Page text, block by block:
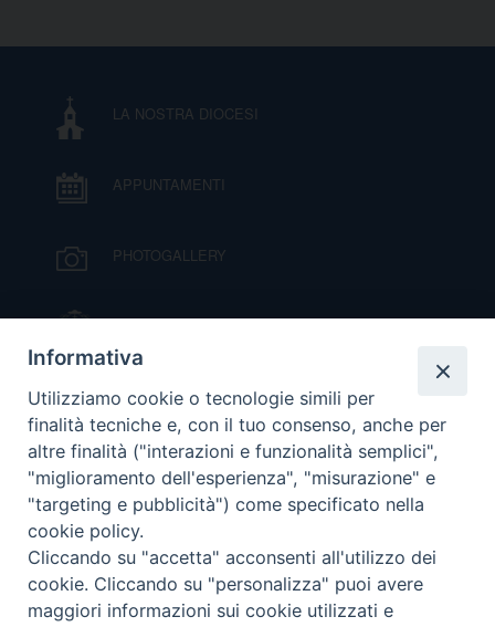
LA NOSTRA DIOCESI
APPUNTAMENTI
PHOTOGALLERY
IL VESCOVO MONS. ORAZIO FRANCESCO
PIAZZA
VIDEOGALLERY
ORARI S. MESSE
MODULISTICA
PODCAST
Informativa
Utilizziamo cookie o tecnologie simili per
finalità tecniche e, con il tuo consenso, anche per
altre finalità ("interazioni e funzionalità semplici",
"miglioramento dell'esperienza", "misurazione" e
"targeting e pubblicità") come specificato nella
cookie policy.
Cliccando su "accetta" acconsenti all'utilizzo dei
cookie. Cliccando su "personalizza" puoi avere
maggiori informazioni sui cookie utilizzati e